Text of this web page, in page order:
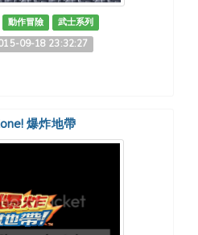
動作冒險
武士系列
09-18 23:32:27
爆炸地帶